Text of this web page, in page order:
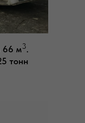
66 м3.
тонн